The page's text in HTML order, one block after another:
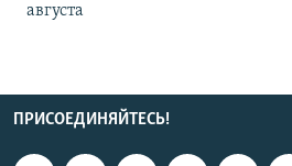
августа
ПРИСОЕДИНЯЙТЕСЬ!